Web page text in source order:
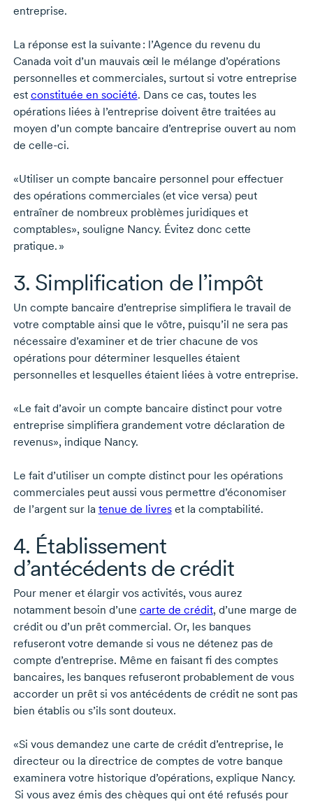
entreprise.
La réponse est la suivante : l’Agence du revenu du
Canada voit d’un mauvais œil le mélange d’opérations
personnelles et commerciales, surtout si votre entreprise
est constituée en société. Dans ce cas, toutes les
opérations liées à l’entreprise doivent être traitées au
moyen d’un compte bancaire d’entreprise ouvert au nom
de celle-ci.
«Utiliser un compte bancaire personnel pour effectuer
des opérations commerciales (et vice versa) peut
entraîner de nombreux problèmes juridiques et
comptables», souligne Nancy. Évitez donc cette
pratique. »
3. Simplification de l’impôt
Un compte bancaire d’entreprise simplifiera le travail de
votre comptable ainsi que le vôtre, puisqu’il ne sera pas
nécessaire d’examiner et de trier chacune de vos
opérations pour déterminer lesquelles étaient
personnelles et lesquelles étaient liées à votre entreprise.
«Le fait d’avoir un compte bancaire distinct pour votre
entreprise simplifiera grandement votre déclaration de
revenus», indique Nancy.
Le fait d’utiliser un compte distinct pour les opérations
commerciales peut aussi vous permettre d’économiser
de l’argent sur la tenue de livreset la comptabilité.
4. Établissement
d’antécédents de crédit
Pour mener et élargir vos activités, vous aurez
notamment besoin d’une carte de crédit, d’une marge de
crédit ou d’un prêt commercial. Or, les banques
refuseront votre demande si vous ne détenez pas de
compte d’entreprise. Même en faisant fi des comptes
bancaires, les banques refuseront probablement de vous
accorder un prêt si vos antécédents de crédit ne sont pas
bien établis ou s’ils sont douteux.
«Si vous demandez une carte de crédit d’entreprise, le
directeur ou la directrice de comptes de votre banque
examinera votre historique d’opérations, explique Nancy.
Si vous avez émis des chèques qui ont été refusés pour